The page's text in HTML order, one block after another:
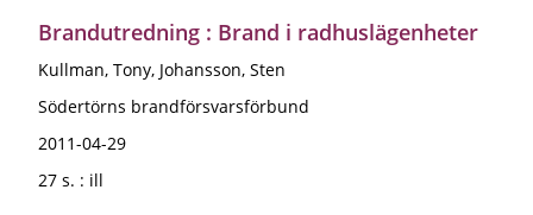
Brandutredning : Brand i radhuslägenheter
Kullman, Tony, Johansson, Sten
Södertörns brandförsvarsförbund
2011-04-29
27 s. : ill